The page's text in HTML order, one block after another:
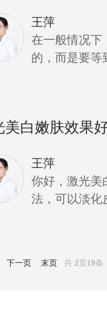
王萍
在一般情况下
的，而是要等
美白嫩肤效果
王萍
你好，激光美
法，可以淡化
下一页 末页 共 2页19条